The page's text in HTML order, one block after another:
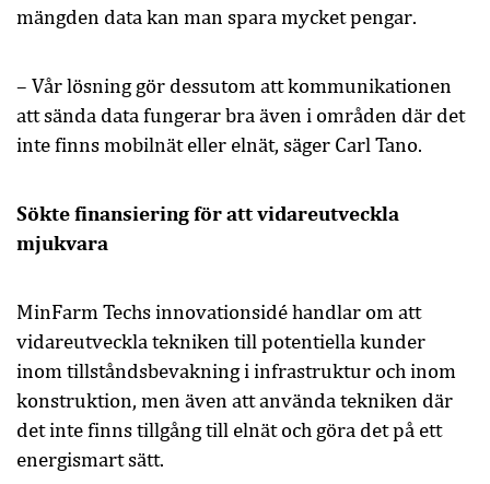
mängden data kan man spara mycket pengar.
– Vår lösning gör dessutom att kommunikationen
att sända data fungerar bra även i områden där det
inte finns mobilnät eller elnät, säger Carl Tano.
Sökte finansiering för att vidareutveckla
mjukvara
MinFarm Techs innovationsidé handlar om att
vidareutveckla tekniken till potentiella kunder
inom tillståndsbevakning i infrastruktur och inom
konstruktion, men även att använda tekniken där
det inte finns tillgång till elnät och göra det på ett
energismart sätt.